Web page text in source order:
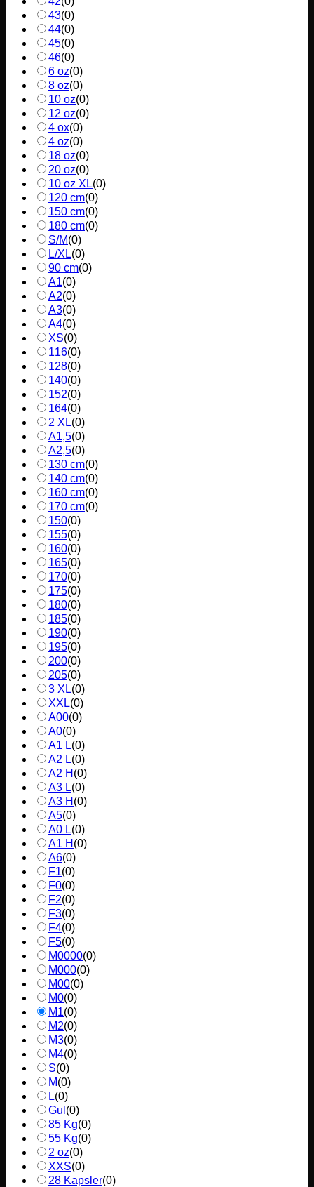
43(0)
44(0)
45(0)
46(0)
6 oz(0)
8 oz(0)
10 oz(0)
12 oz(0)
4 ox(0)
4 oz(0)
18 oz(0)
20 oz(0)
10 oz XL(0)
120 cm(0)
150 cm(0)
180 cm(0)
S/M(0)
L/XL(0)
90 cm(0)
A1(0)
A2(0)
A3(0)
A4(0)
XS(0)
116(0)
128(0)
140(0)
152(0)
164(0)
2 XL(0)
A1,5(0)
A2,5(0)
130 cm(0)
140 cm(0)
160 cm(0)
170 cm(0)
150(0)
155(0)
160(0)
165(0)
170(0)
175(0)
180(0)
185(0)
190(0)
195(0)
200(0)
205(0)
3 XL(0)
XXL(0)
A00(0)
A0(0)
A1 L(0)
A2 L(0)
A2 H (0)
A3 L(0)
A3 H (0)
A5(0)
A0 L(0)
A1 H (0)
A6(0)
F1(0)
F0(0)
F2(0)
F3(0)
F4(0)
F5(0)
M0000(0)
M000(0)
M00(0)
M0(0)
M1(0)
M2(0)
M3(0)
M4(0)
S(0)
M(0)
L(0)
Gul (0)
85 Kg(0)
55 Kg(0)
2 oz(0)
XXS(0)
28 Kapsler(0)